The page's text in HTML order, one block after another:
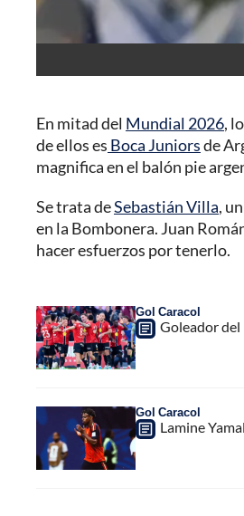
En mitad del Mundial 2026,
de ellos es Boca Juniorsde
magnifica en el balón pie
Se trata deSebastián Villa,
en la Bombonera. Juan
hacer esfuerzos por tenerlo.
Gol Caracol
Goleador del
Gol Caracol
Lamine